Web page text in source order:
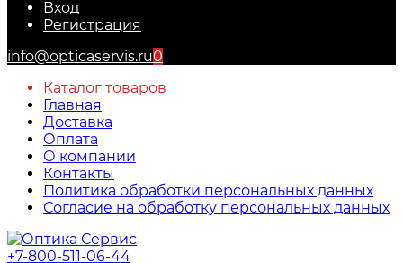
Вход
Регистрация
info@opticaservis.ru0
Каталог товаров
Главная
Доставка
Оплата
О компании
Контакты
Политика обработки персональных данных
Согласие на обработку персональных данных
+7-800-511-06-44